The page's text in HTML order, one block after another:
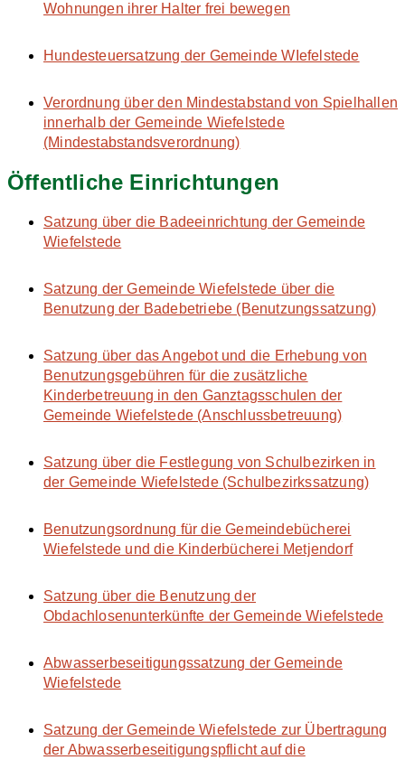
Wohnungen ihrer Halter frei bewegen
Hundesteuersatzung der Gemeinde WIefelstede
Verordnung über den Mindestabstand von Spielhallen
innerhalb der Gemeinde Wiefelstede
(Mindestabstandsverordnung)
Öffentliche Einrichtungen
Satzung über die Badeeinrichtung der Gemeinde
Wiefelstede
Satzung der Gemeinde Wiefelstede über die
Benutzung der Badebetriebe (Benutzungssatzung)
Satzung über das Angebot und die Erhebung von
Benutzungsgebühren für die zusätzliche
Kinderbetreuung in den Ganztagsschulen der
Gemeinde Wiefelstede (Anschlussbetreuung)
Satzung über die Festlegung von Schulbezirken in
der Gemeinde Wiefelstede (Schulbezirkssatzung)
Benutzungsordnung für die Gemeindebücherei
Wiefelstede und die Kinderbücherei Metjendorf
Satzung über die Benutzung der
Obdachlosenunterkünfte der Gemeinde Wiefelstede
Abwasserbeseitigungssatzung der Gemeinde
Wiefelstede
Satzung der Gemeinde Wiefelstede zur Übertragung
der Abwasserbeseitigungspflicht auf die